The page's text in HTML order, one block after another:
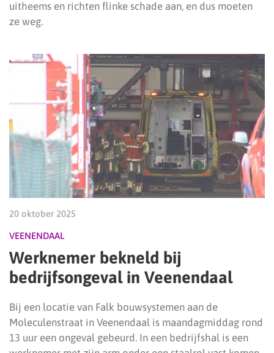
uitheems en richten flinke schade aan, en dus moeten
ze weg.
20 oktober 2025
VEENENDAAL
Werknemer bekneld bij
bedrijfsongeval in Veenendaal
Bij een locatie van Falk bouwsystemen aan de
Moleculenstraat in Veenendaal is maandagmiddag rond
13 uur een ongeval gebeurd. In een bedrijfshal is een